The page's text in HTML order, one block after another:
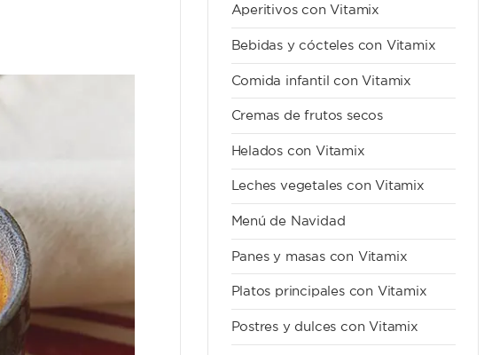
Aperitivos con Vitamix
Bebidas y cócteles con Vitamix
Comida infantil con Vitamix
Cremas de frutos secos
Helados con Vitamix
Leches vegetales con Vitamix
Menú de Navidad
Panes y masas con Vitamix
Platos principales con Vitamix
Postres y dulces con Vitamix